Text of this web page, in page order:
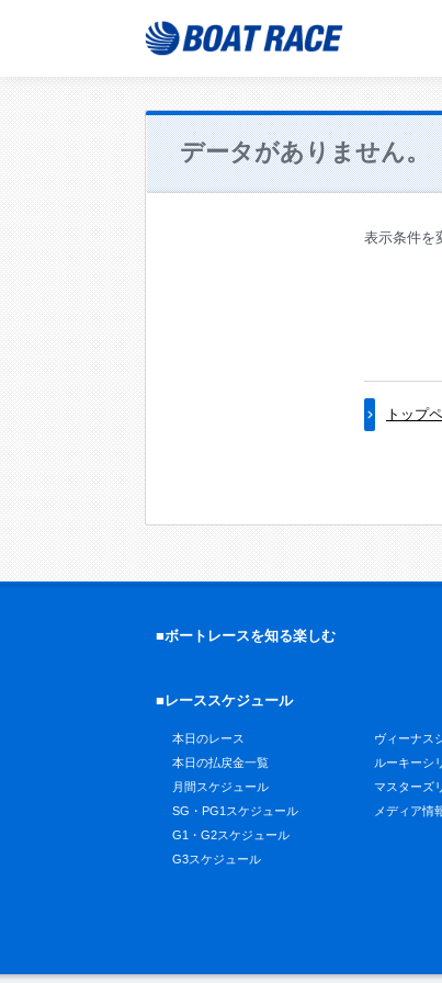
データがありません。
表示条件を
トップ
■ボートレースを知る楽しむ
■レーススケジュール
本日のレース
本日の払戻金一覧
月間スケジュール
SG・PG1スケジュール
G1・G2スケジュール
G3スケジュール
ヴィーナス
ルーキーシ
マスターズ
メディア情